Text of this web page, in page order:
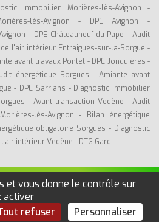
immobilier Morières-lès-Avignon -
lès-Avignon - DPE Avignon -
- DPE Châteauneuf-du-Pape - Audit
l'air intérieur Entraigues-sur-la-Sorgue -
avant travaux Pontet - DPE Jonquières -
énergétique Sorgues - Amiante avant
- DPE Sarrians - Diagnostic immobilier
- Avant transaction Vedène - Audit
lès-Avignon -
Bilan énergétique
obligatoire Sorgues - Diagnostic
intérieur Vedène - DTG Gard
immobilier Sorgues- RCS. 911 502
-Politique de confidentialité
et vous donne le contrôle sur
activer
refuser Personnaliser